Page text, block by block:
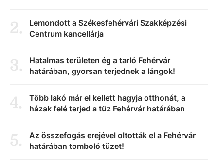
2.
Lemondott a Székesfehérvári Szakképzési
Centrum kancellárja
3.
Hatalmas területen ég a tarló Fehérvár
határában, gyorsan terjednek a lángok!
4.
Több lakó már el kellett hagyja otthonát, a
házak felé terjed a tűz Fehérvár határában
5.
Az összefogás erejével oltották el a Fehérvár
határában tomboló tüzet!